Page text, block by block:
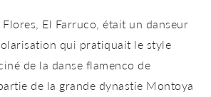
El Farruco, était un danseur
qui pratiquait le style
de la danse flamenco de
de la grande dynastie Montoya